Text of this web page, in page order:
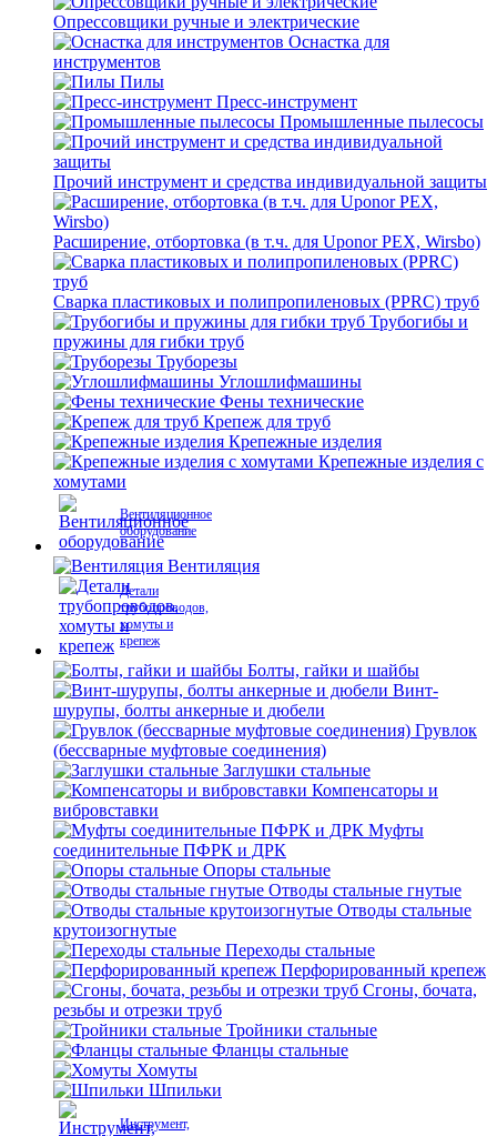
Опрессовщики ручные и электрические
Оснастка для
инструментов
Пилы
Пресс-инструмент
Промышленные пылесосы
Прочий инструмент и средства индивидуальной защиты
Расширение, отбортовка (в т.ч. для Uponor PEX, Wirsbo)
Сварка пластиковых и полипропиленовых (PPRC) труб
Трубогибы и
пружины для гибки труб
Труборезы
Углошлифмашины
Фены технические
Крепеж для труб
Крепежные изделия
Крепежные изделия с
хомутами
Вентиляционное
оборудование
Вентиляция
Детали
трубопроводов,
хомуты и
крепеж
Болты, гайки и шайбы
Винт-
шурупы, болты анкерные и дюбели
Грувлок
(бессварные муфтовые соединения)
Заглушки стальные
Компенсаторы и
вибровставки
Муфты
соединительные ПФРК и ДРК
Опоры стальные
Отводы стальные гнутые
Отводы стальные
крутоизогнутые
Переходы стальные
Перфорированный крепеж
Сгоны, бочата,
резьбы и отрезки труб
Тройники стальные
Фланцы стальные
Хомуты
Шпильки
Инструмент,